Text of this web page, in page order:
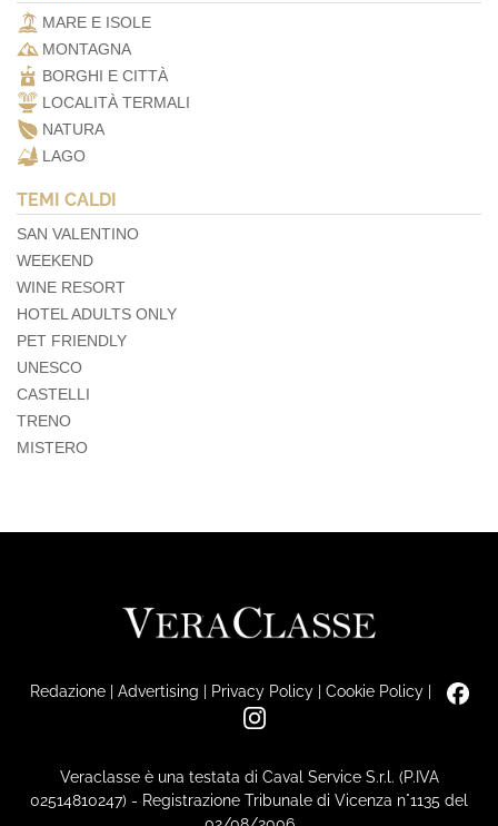
MARE E ISOLE
MONTAGNA
BORGHI E CITTÀ
LOCALITÀ TERMALI
NATURA
LAGO
TEMI CALDI
SAN VALENTINO
WEEKEND
WINE RESORT
HOTEL ADULTS ONLY
PET FRIENDLY
UNESCO
CASTELLI
TRENO
MISTERO
Redazione| Advertising | Privacy Policy| Cookie Policy|
Veraclasse è una testata di Caval Service S.r.l. (P.IVA
02514810247) - Registrazione Tribunale di Vicenza n°1135 del